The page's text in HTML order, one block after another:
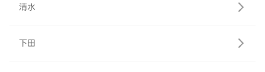
清水
下田